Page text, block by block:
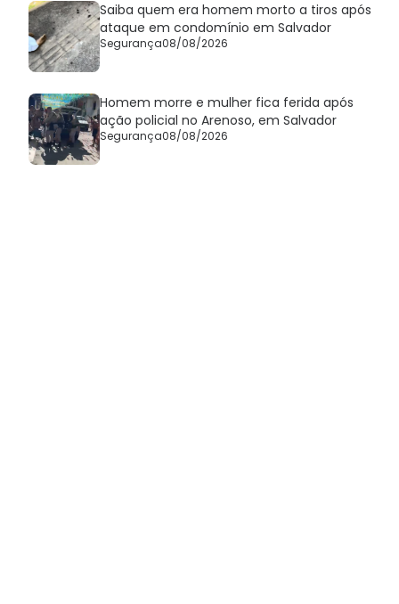
Saiba quem era homem morto a tiros após
ataque em condomínio em Salvador
Segurança08/08/2026
Homem morre e mulher fica ferida após
ação policial no Arenoso, em Salvador
Segurança08/08/2026